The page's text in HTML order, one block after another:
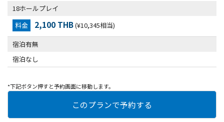
18ホールプレイ
料金
2,100 THB(¥10,345相当)
宿泊有無
宿泊なし
*下記ボタン押すと予約画面に移動します。